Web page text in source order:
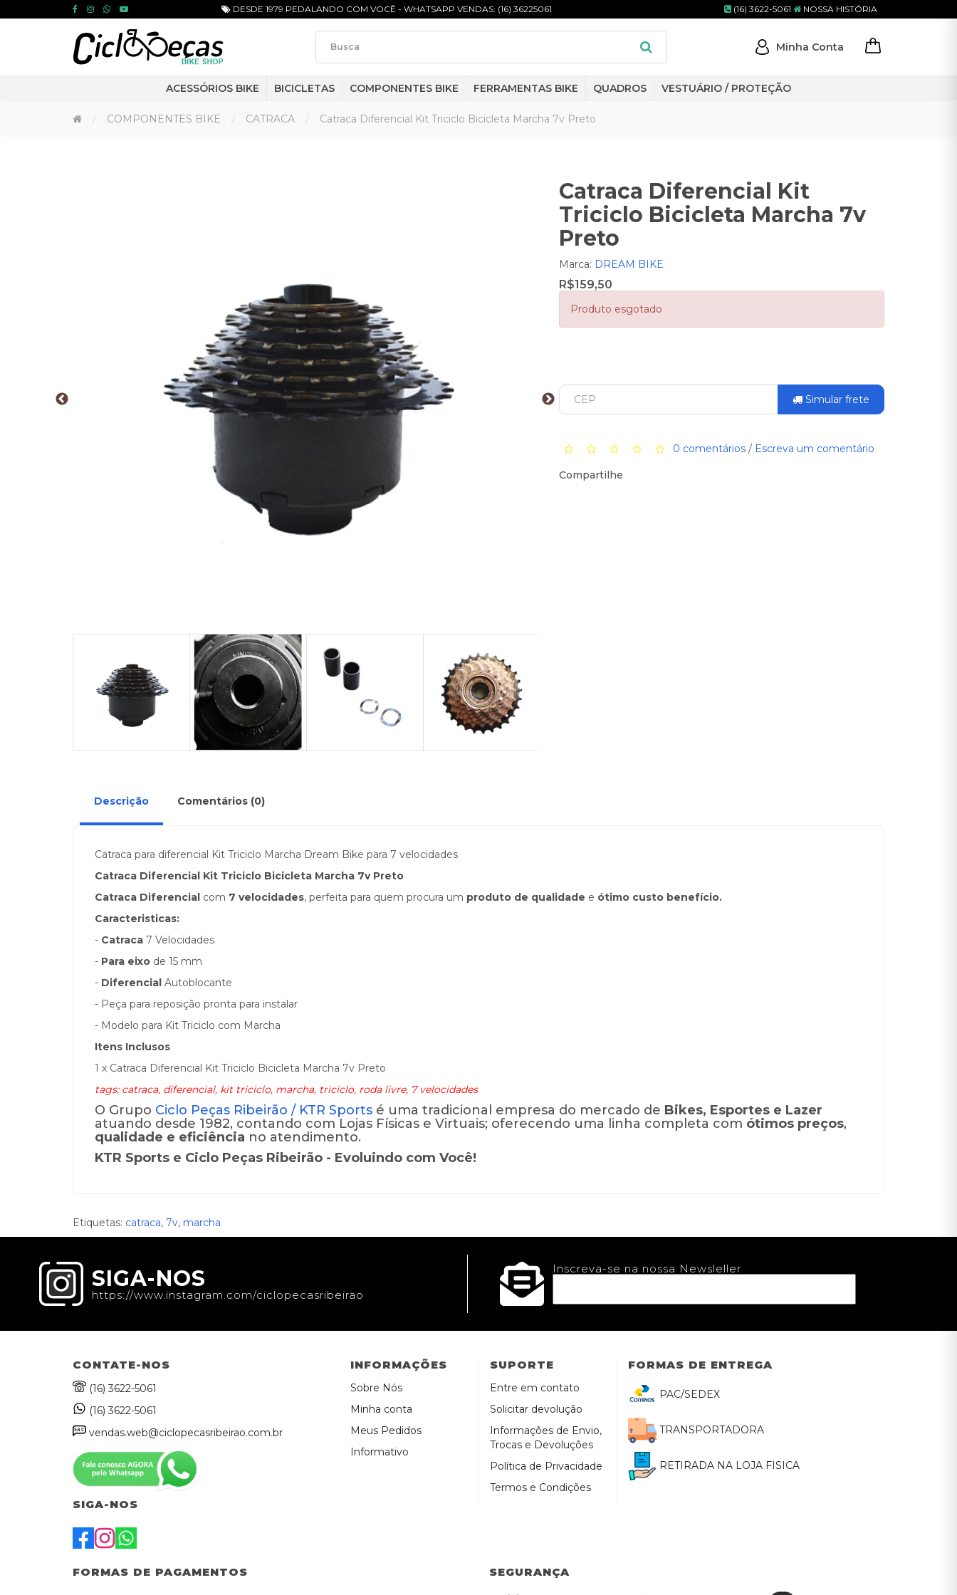
DESDE 1979 PEDALANDO COM VOCÊ - WHATSAPP VENDAS: (16) 36225061 (16) 3622-5061 NOSSA HISTÓRIA
Minha Conta
ACESSÓRIOS BIKE BICICLETAS COMPONENTES BIKE FERRAMENTAS BIKE QUADROS VESTUÁRIO / PROTEÇÃO
COMPONENTES BIKE CATRACA Catraca Diferencial Kit Triciclo Bicicleta Marcha 7v Preto
Catraca Diferencial Kit
Triciclo Bicicleta Marcha 7v
Preto
Marca: DREAM BIKE
R$159,50
Produto esgotado
Simular frete
0 comentários/ Escreva um comentário
Compartilhe
Descrição Comentários (0)
Catraca para diferencial Kit Triciclo Marcha Dream Bike para 7 velocidades
Catraca Diferencial Kit Triciclo Bicicleta Marcha 7v Preto
Catraca Diferencial com 7 velocidades, perfeita para quem procura um produto de qualidade e ótimo custo benefício.
Caracteristicas:
- Catraca 7 Velocidades
- Para eixo de 15 mm
- Diferencial Autoblocante
- Peça para reposição pronta para instalar
- Modelo para Kit Triciclo com Marcha
Itens Inclusos
1 x Catraca Diferencial Kit Triciclo Bicicleta Marcha 7v Preto
tags: catraca, diferencial, kit triciclo, marcha, triciclo, roda livre, 7 velocidades
O Grupo Ciclo Peças Ribeirão / KTR Sports é uma tradicional empresa do mercado de Bikes, Esportes e Lazer
atuando desde 1982, contando com Lojas Físicas e Virtuais; oferecendo uma linha completa com ótimos preços,
qualidade e eficiência no atendimento.
KTR Sports e Ciclo Peças Ribeirão - Evoluindo com Você!
Etiquetas: catraca, 7v, marcha
SIGA-NOS
https://www.instagram.com/ciclopecasribeirao
Inscreva-se na nossa Newsleller
CONTATE-NOS
(16) 3622-5061
(16) 3622-5061
sac vendas.web@ciclopecasribeirao.com.br
SIGA-NOS
INFORMAÇÕES
Sobre Nós
Minha conta
Meus Pedidos
Informativo
SUPORTE
Entre em contato
Solicitar devolução
Informações de Envio,
Trocas e Devoluções
Política de Privacidade
Termos e Condições
FORMAS DE ENTREGA
PAC/SEDEX
TRANSPORTADORA
RETIRADA NA LOJA FISICA
FORMAS DE PAGAMENTOS SEGURANÇA